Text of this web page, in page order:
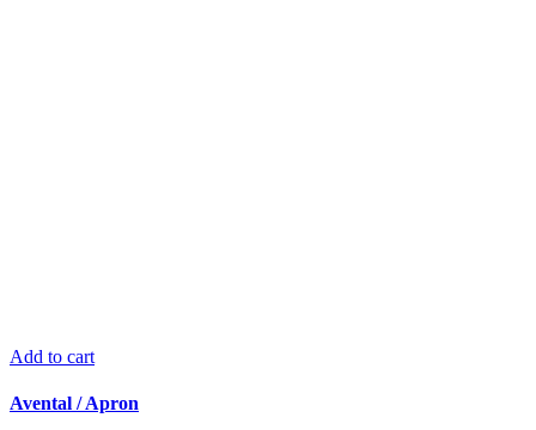
Add to cart
Avental / Apron